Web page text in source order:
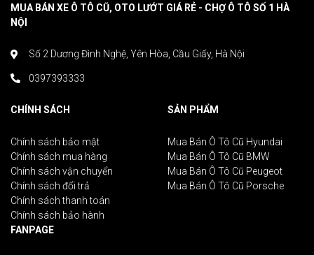
MUA BÁN XE Ô TÔ CŨ, OTO LƯỚT GIÁ RẺ - CHỢ Ô TÔ SỐ 1 HÀ
NỘI
Số 2 Dương Đình Nghệ, Yên Hòa, Cầu Giấy, Hà Nội
0397393333
CHÍNH SÁCH
Chính sách bảo mật
Chính sách mua hàng
Chính sách vận chuyển
Chính sách đổi trả
Chính sách thanh toán
Chính sách bảo hành
SẢN PHẨM
Mua Bán Ô Tô Cũ Hyundai
Mua Bán Ô Tô Cũ BMW
Mua Bán Ô Tô Cũ Peugeot
Mua Bán Ô Tô Cũ Porsche
FANPAGE